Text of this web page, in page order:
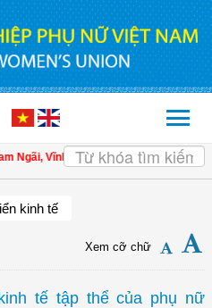
Long sơ kết công tác Hội và phong
kinh tế
Xem cỡ chữ
tế tập thể của phụ nữ